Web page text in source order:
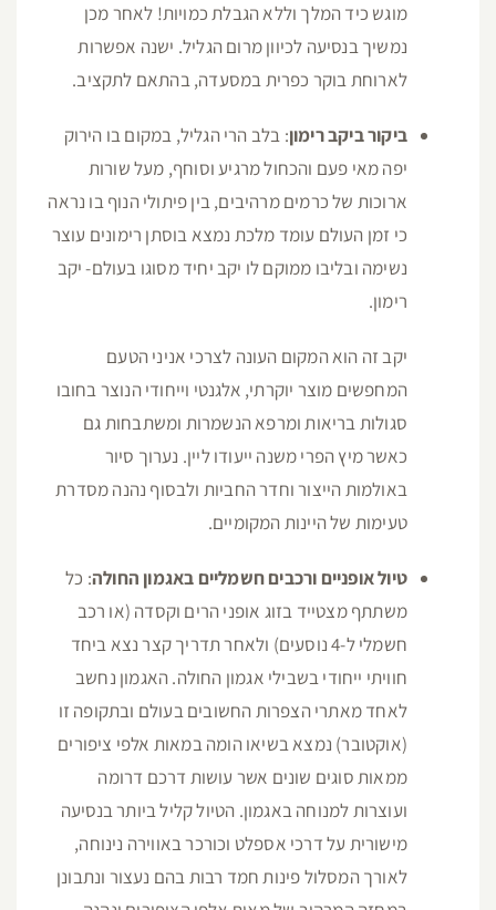
מוגש כיד המלך וללא הגבלת כמויות! לאחר מכן
נמשיך בנסיעה לכיוון מרום הגליל. ישנה אפשרות
לארוחת בוקר כפרית במסעדה, בהתאם לתקציב.
ביקור ביקב רימון: בלב הרי הגליל, במקום בו הירוק
יפה מאי פעם והכחול מרגיע וסוחף, מעל שורות
ארוכות של כרמים מרהיבים, בין פיתולי הנוף בו נראה
כי זמן העולם עומד מלכת נמצא בוסתן רימונים עוצר
נשימה ובליבו ממוקם לו יקב יחיד מסוגו בעולם- יקב
רימון.
יקב זה הוא המקום העונה לצרכי אניני הטעם
המחפשים מוצר יוקרתי, אלגנטי וייחודי הנוצר בחובו
סגולות בריאות ומרפא הנשמרות ומשתבחות גם
כאשר מיץ הפרי משנה ייעודו ליין. נערוך סיור
באולמות הייצור וחדר החביות ולבסוף נהנה מסדרת
טעימות של היינות המקומיים.
טיול אופניים ורכבים חשמליים באגמון החולה: כל
משתתף מצטייד בזוג אופני הרים וקסדה (או רכב
חשמלי ל-4 נוסעים) ולאחר תדריך קצר נצא ביחד
חוויתי ייחודי בשבילי אגמון החולה. האגמון נחשב
לאחד מאתרי הצפרות החשובים בעולם ובתקופה זו
(אוקטובר) נמצא בשיאו הומה במאות אלפי ציפורים
ממאות סוגים שונים אשר עושות דרכם דרומה
ועוצרות למנוחה באגמון. הטיול קליל ביותר בנסיעה
מישורית על דרכי אספלט וכורכר באווירה נינוחה,
לאורך המסלול פינות חמד רבות בהם נעצור ונתבונן